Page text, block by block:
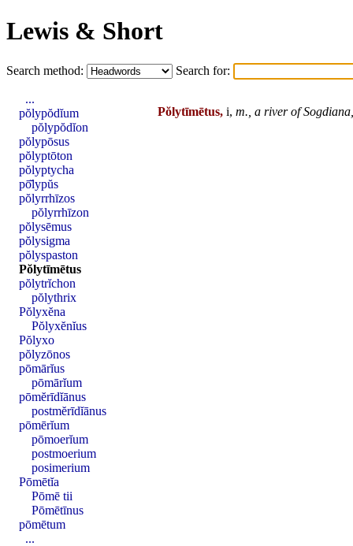
Lewis & Short
Search method: Search for:
Pŏlytīmētus, i, m., a river of Sogdiana,
...
pŏlypŏdĭum
pŏlypŏdĭon
pŏlypōsus
pŏlyptōton
pŏlyptycha
pō̆lypŭs
pŏlyrrhīzos
pŏlyrrhīzon
pŏlysēmus
pŏlysigma
pŏlyspaston
Pŏlytīmētus
pŏlytrĭchon
pŏlythrix
Pŏlyxĕna
Pŏlyxĕnĭus
Pŏlyxo
pŏlyzōnos
pōmārĭus
pōmārĭum
pōmĕrīdĭānus
postmĕrīdĭānus
pōmērĭum
pōmoerĭum
postmoerium
posimerium
Pōmētĭa
Pōmē tii
Pōmētīnus
pōmētum
...